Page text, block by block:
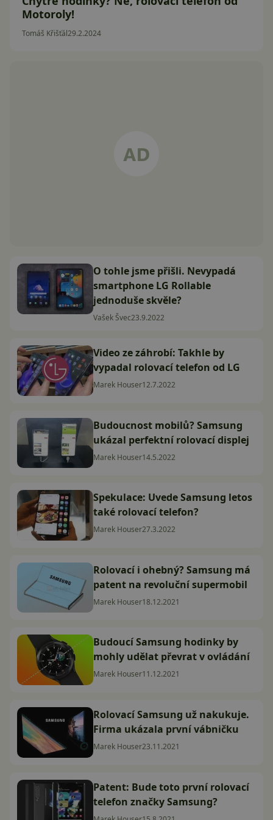
Motoroly!
Tomáš Křišťál29.2.2024
O tohle jsme přišli. Nevypadá
smartphone LG Rollable
jednoduše skvěle?
Vašek Švec23.9.2022
Video ze záhrobí: Takhle by
vypadal rolovací telefon od LG
Marek Houser12.7.2022
Budoucnost mobilů? Samsung
ukázal perfektní rolovací displej
Marek Houser14.5.2022
Spekulace: Uvede Samsung letos
také rolovací telefon?
Marek Houser27.3.2022
Rolovací i ohebný? Samsung má
patent na revoluční supermobil
Marek Houser18.12.2021
Budoucí Samsung hodinky by
mohly udělat převrat v ovládání
Marek Houser11.12.2021
Rolovací Samsung už nakukuje.
Firma ukázala první vábničku
Marek Houser23.11.2021
Patent: Bude toto první rolovací
telefon značky Samsung?